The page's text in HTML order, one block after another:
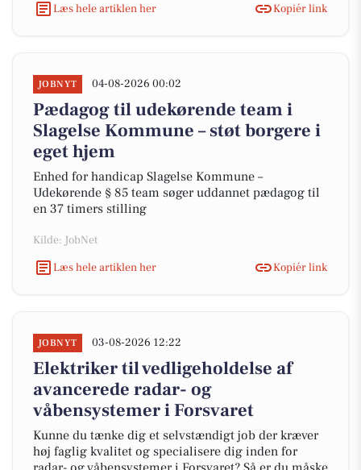
Læs hele artiklen her
Kopiér link
JOBNYT 04-08-2026 00:02
Pædagog til udekørende team i
Slagelse Kommune – støt borgere i
eget hjem
Enhed for handicap Slagelse Kommune –
Udekørende § 85 team søger uddannet pædagog til
en 37 timers stilling
Kilde: JobNet
Læs hele artiklen her
Kopiér link
JOBNYT 03-08-2026 12:22
Elektriker til vedligeholdelse af
avancerede radar- og
våbensystemer i Forsvaret
Kunne du tænke dig et selvstændigt job der kræver
høj faglig kvalitet og specialisere dig inden for